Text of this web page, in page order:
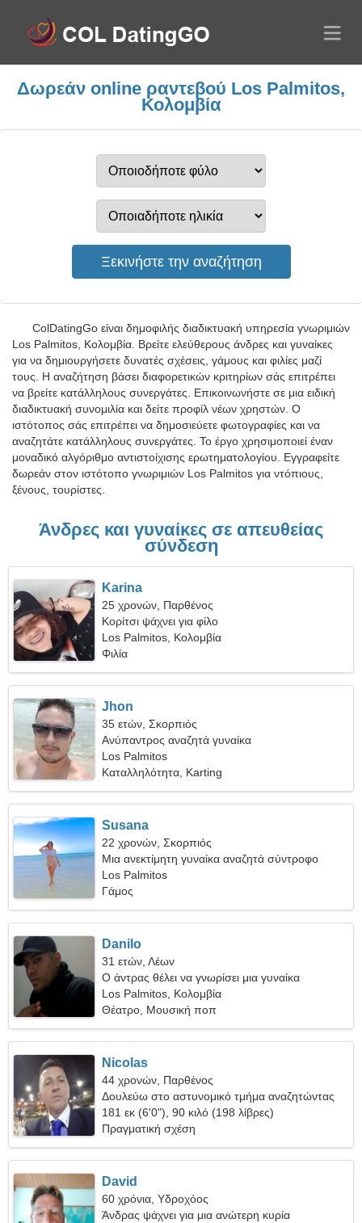
Δωρεάν online ραντεβού Los Palmitos,
Κολομβία
ColDatingGo είναι δημοφιλής διαδικτυακή υπηρεσία γνωριμιών
Los Palmitos, Κολομβία. Βρείτε ελεύθερους άνδρες και γυναίκες
για να δημιουργήσετε δυνατές σχέσεις, γάμους και φιλίες μαζί
τους. Η αναζήτηση βάσει διαφορετικών κριτηρίων σάς επιτρέπει
να βρείτε κατάλληλους συνεργάτες. Επικοινωνήστε σε μια ειδική
διαδικτυακή συνομιλία και δείτε προφίλ νέων χρηστών. Ο
ιστότοπος σάς επιτρέπει να δημοσιεύετε φωτογραφίες και να
αναζητάτε κατάλληλους συνεργάτες. Το έργο χρησιμοποιεί έναν
μοναδικό αλγόριθμο αντιστοίχισης ερωτηματολογίου. Εγγραφείτε
δωρεάν στον ιστότοπο γνωριμιών Los Palmitos για ντόπιους,
ξένους, τουρίστες.
Άνδρες και γυναίκες σε απευθείας
σύνδεση
Karina
25 χρονών, Παρθένος
Κορίτσι ψάχνει για φίλο
Los Palmitos, Κολομβία
Φιλία
Jhon
35 ετών, Σκορπιός
Ανύπαντρος αναζητά γυναίκα
Los Palmitos
Καταλληλότητα, Karting
Susana
22 χρονών, Σκορπιός
Μια ανεκτίμητη γυναίκα αναζητά σύντροφο
Los Palmitos
Γάμος
Danilo
31 ετών, Λέων
Ο άντρας θέλει να γνωρίσει μια γυναίκα
Los Palmitos, Κολομβία
Θέατρο, Μουσική ποπ
Nicolas
44 χρονών, Παρθένος
Δουλεύω στο αστυνομικό τμήμα αναζητώντας
μια καυτή γυναίκα
181 εκ (6'0"), 90 κιλό (198 λίβρες)
Πραγματική σχέση
David
60 χρόνια, Υδροχόος
Άνδρας ψάχνει για μια ανώτερη κυρία